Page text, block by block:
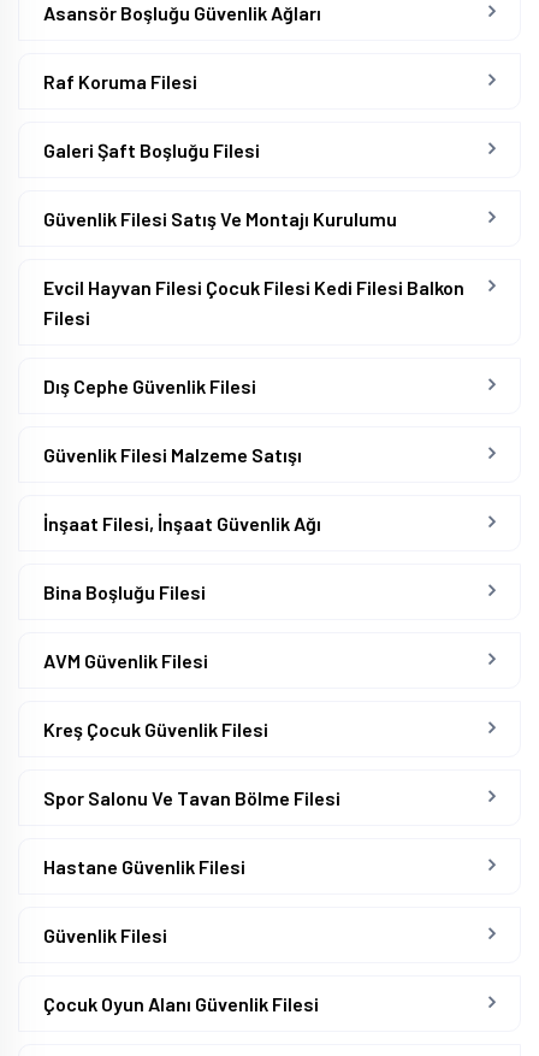
Asansör Boşluğu Güvenlik Ağları
Raf Koruma Filesi
Galeri Şaft Boşluğu Filesi
Güvenlik Filesi Satış Ve Montajı Kurulumu
Evcil Hayvan Filesi Çocuk Filesi Kedi Filesi Balkon
Filesi
Dış Cephe Güvenlik Filesi
Güvenlik Filesi Malzeme Satışı
İnşaat Filesi, İnşaat Güvenlik Ağı
Bina Boşluğu Filesi
AVM Güvenlik Filesi
Kreş Çocuk Güvenlik Filesi
Spor Salonu Ve Tavan Bölme Filesi
Hastane Güvenlik Filesi
Güvenlik Filesi
Çocuk Oyun Alanı Güvenlik Filesi